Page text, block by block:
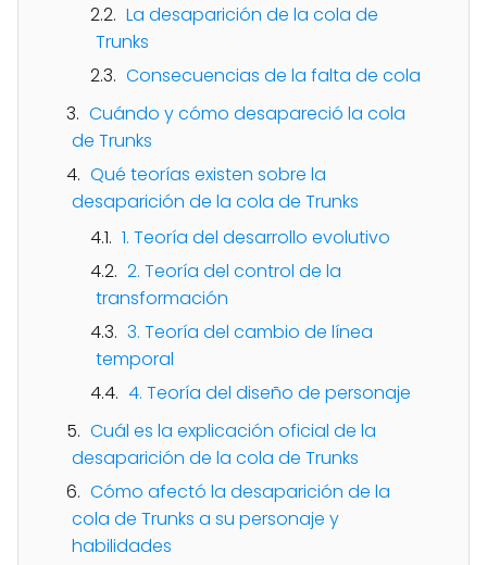
La desaparición de la cola de
Trunks
Consecuencias de la falta de cola
Cuándo y cómo desapareció la cola
de Trunks
Qué teorías existen sobre la
desaparición de la cola de Trunks
1. Teoría del desarrollo evolutivo
2. Teoría del control de la
transformación
3. Teoría del cambio de línea
temporal
4. Teoría del diseño de personaje
Cuál es la explicación oficial de la
desaparición de la cola de Trunks
Cómo afectó la desaparición de la
cola de Trunks a su personaje y
habilidades